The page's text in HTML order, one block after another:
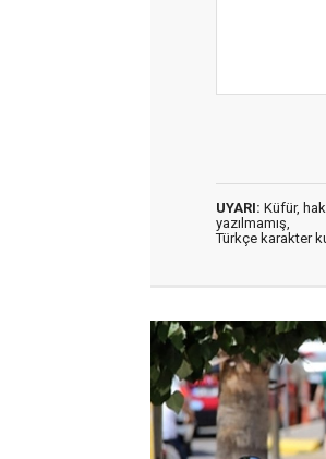
UYARI: Küfür,
yazılmamış,
Türkçe karakter